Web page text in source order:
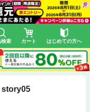
検索 カート はじめての方へ
story05